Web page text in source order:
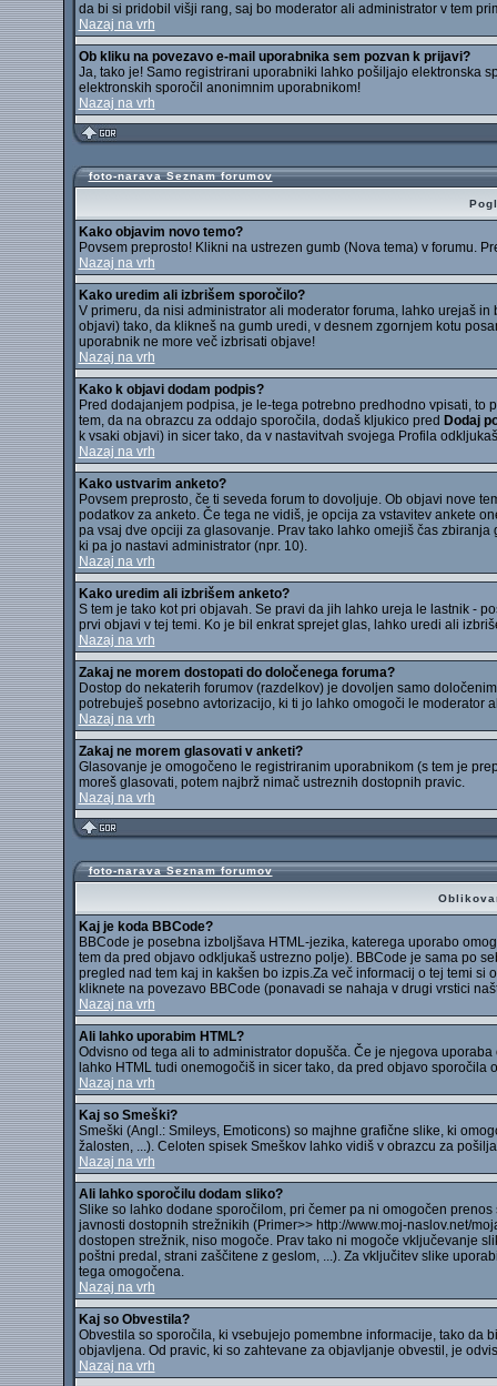
da bi si pridobil višji rang, saj bo moderator ali administrator v tem
Nazaj na vrh
Ob kliku na povezavo e-mail uporabnika sem pozvan k prijavi?
Ja, tako je! Samo registrirani uporabniki lahko pošiljajo elektronska
elektronskih sporočil anonimnim uporabnikom!
Nazaj na vrh
foto-narava Seznam forumov
Kako objavim novo temo?
Povsem preprosto! Klikni na ustrezen gumb (Nova tema) v forumu.
Nazaj na vrh
Kako uredim ali izbrišem sporočilo?
V primeru, da nisi administrator ali moderator foruma, lahko urejaš
objavi) tako, da klikneš na gumb uredi, v desnem zgornjem kotu
uporabnik ne more več izbrisati objave!
Nazaj na vrh
Kako k objavi dodam podpis?
Pred dodajanjem podpisa, je le-tega potrebno predhodno vpisati, to
tem, da na obrazcu za oddajo sporočila, dodaš kljukico pred Dodaj
k vsaki objavi) in sicer tako, da v nastavitvah svojega Profila
Nazaj na vrh
Kako ustvarim anketo?
Povsem preprosto, če ti seveda forum to dovoljuje. Ob objavi nove
podatkov za anketo. Če tega ne vidiš, je opcija za vstavitev ankete
pa vsaj dve opciji za glasovanje. Prav tako lahko omejiš čas
ki pa jo nastavi administrator (npr. 10).
Nazaj na vrh
Kako uredim ali izbrišem anketo?
S tem je tako kot pri objavah. Se pravi da jih lahko ureja le lastnik -
prvi objavi v tej temi. Ko je bil enkrat sprejet glas, lahko uredi ali
Nazaj na vrh
Zakaj ne morem dostopati do določenega foruma?
Dostop do nekaterih forumov (razdelkov) je dovoljen samo
potrebuješ posebno avtorizacijo, ki ti jo lahko omogoči le moderator
Nazaj na vrh
Zakaj ne morem glasovati v anketi?
Glasovanje je omogočeno le registriranim uporabnikom (s tem je
moreš glasovati, potem najbrž nimač ustreznih dostopnih pravic.
Nazaj na vrh
foto-narava Seznam forumov
Kaj je koda BBCode?
BBCode je posebna izboljšava HTML-jezika, katerega uporabo
tem da pred objavo odkljukaš ustrezno polje). BBCode je sama po
pregled nad tem kaj in kakšen bo izpis.Za več informacij o tej temi
kliknete na povezavo BBCode (ponavadi se nahaja v drugi vrstici
Nazaj na vrh
Ali lahko uporabim HTML?
Odvisno od tega ali to administrator dopušča. Če je njegova
lahko HTML tudi onemogočiš in sicer tako, da pred objavo sporočila
Nazaj na vrh
Kaj so Smeški?
Smeški (Angl.: Smileys, Emoticons) so majhne grafične slike, ki
žalosten, ...). Celoten spisek Smeškov lahko vidiš v obrazcu za
Nazaj na vrh
Ali lahko sporočilu dodam sliko?
Slike so lahko dodane sporočilom, pri čemer pa ni omogočen
javnosti dostopnih strežnikih (Primer>> http://www.moj-naslov.net/
dostopen strežnik, niso mogoče. Prav tako ni mogoče vključevanje
poštni predal, strani zaščitene z geslom, ...). Za vključitev slike
tega omogočena.
Nazaj na vrh
Kaj so Obvestila?
Obvestila so sporočila, ki vsebujejo pomembne informacije, tako da
objavljena. Od pravic, ki so zahtevane za objavljanje obvestil, je
Nazaj na vrh